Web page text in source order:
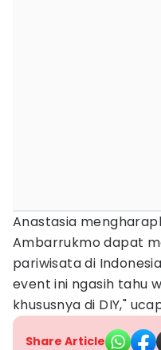
Anastasia
Ambarrukmo dapat
pariwisata di
event ini ngasih tahu
khususnya di DIY,"
Share Article